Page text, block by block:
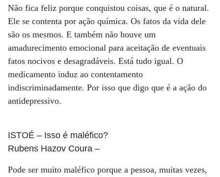
Não fica feliz porque conquistou coisas, que é o natural.
Ele se contenta por ação química. Os fatos da vida dele
são os mesmos. E também não houve um
amadurecimento emocional para aceitação de eventuais
fatos nocivos e desagradáveis. Está tudo igual. O
medicamento induz ao contentamento
indiscriminadamente. Por isso que digo que é a ação do
antidepressivo.
ISTOÉ – Isso é maléfico?
Rubens Hazov Coura –
Pode ser muito maléfico porque a pessoa, muitas vezes,